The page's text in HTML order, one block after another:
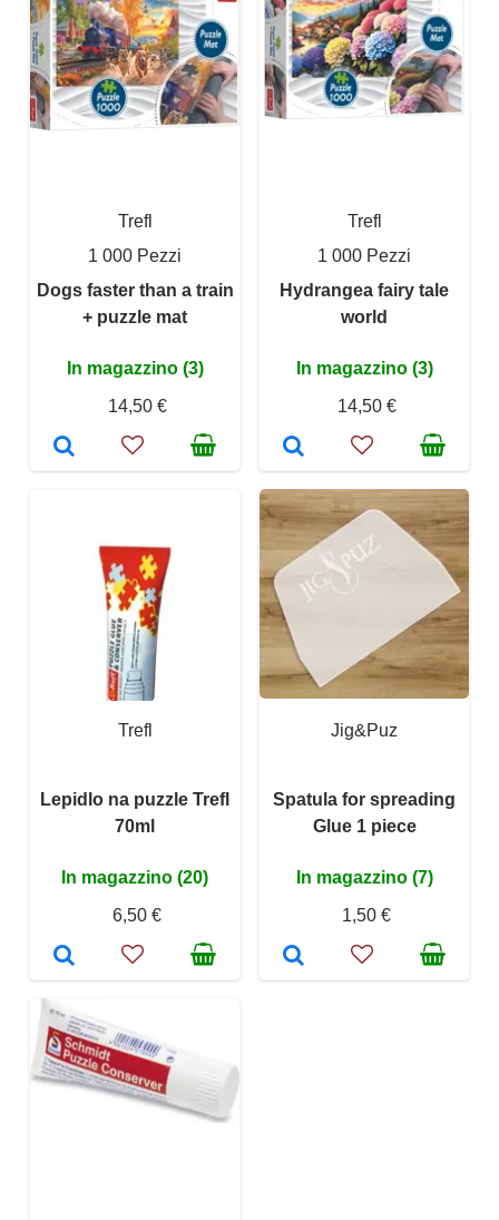
Trefl
1 000 Pezzi
Dogs faster than a train
+ puzzle mat
In magazzino (3)
14,50 €
Trefl
1 000 Pezzi
Hydrangea fairy tale
world
In magazzino (3)
14,50 €
Trefl
Lepidlo na puzzle Trefl
70ml
In magazzino (20)
6,50 €
Jig&Puz
Spatula for spreading
Glue 1 piece
In magazzino (7)
1,50 €